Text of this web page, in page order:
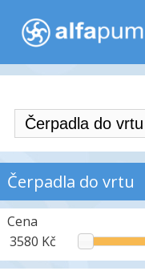
Čerpadla do vrtu
Cena
3580 Kč